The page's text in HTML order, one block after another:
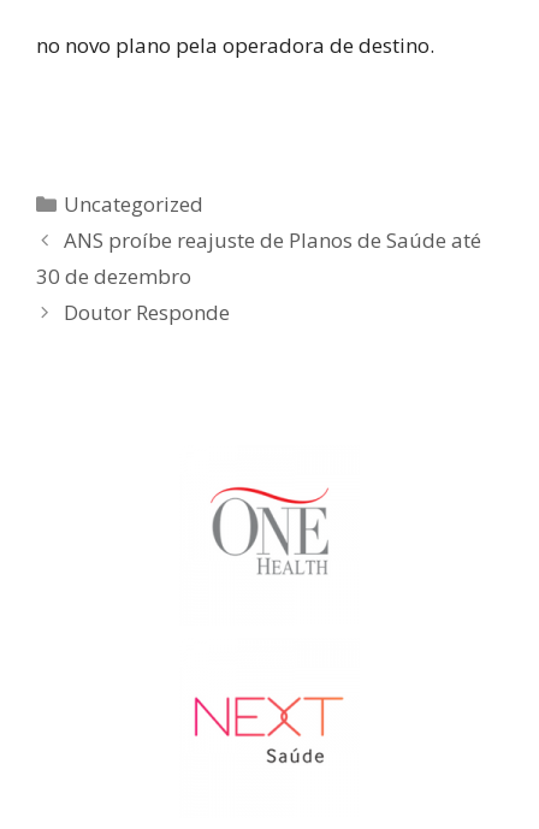
no novo plano pela operadora de destino.
Categorias
Uncategorized
ANS proíbe reajuste de Planos de Saúde até
30 de dezembro
Doutor Responde